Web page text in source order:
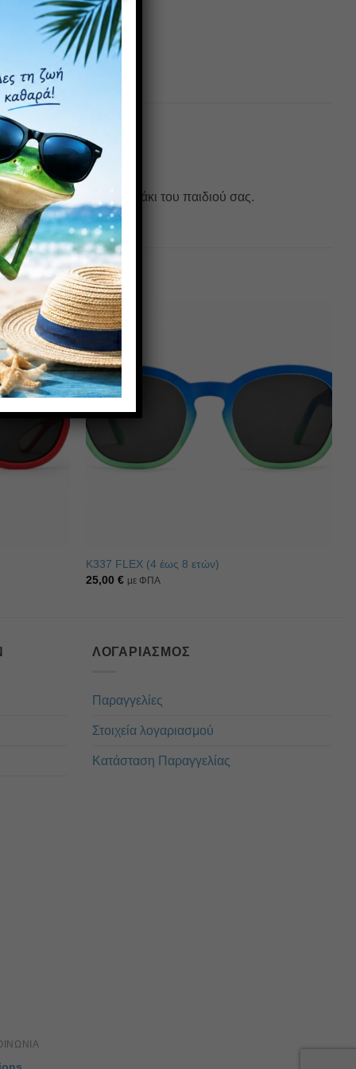
εφαρμογή για το κεφαλάκι του παιδιού σας.
Πρόσθήκη
στην λίστα
επιθυμιών
επιθυμιών
K337 FLEX (4 έως 8 ετών)
25,00€ με ΦΠΑ
ΛΟΓΑΡΙΑΣΜΌΣ
Παραγγελίες
Στοιχεία λογαριασμού
Κατάσταση Παραγγελίας